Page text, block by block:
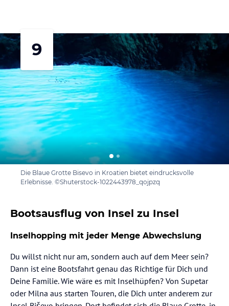
9
Die Blaue Grotte Bisevo in Kroatien bietet eindrucksvolle
Erlebnisse. ©Shuterstock-1022443978_qojpzq
Bootsausflug von Insel zu Insel
Inselhopping mit jeder Menge Abwechslung
Du willst nicht nur am, sondern auch auf dem Meer sein?
Dann ist eine Bootsfahrt genau das Richtige für Dich und
Deine Familie. Wie wäre es mit Inselhüpfen? Von Supetar
oder Milna aus starten Touren, die Dich unter anderem zur